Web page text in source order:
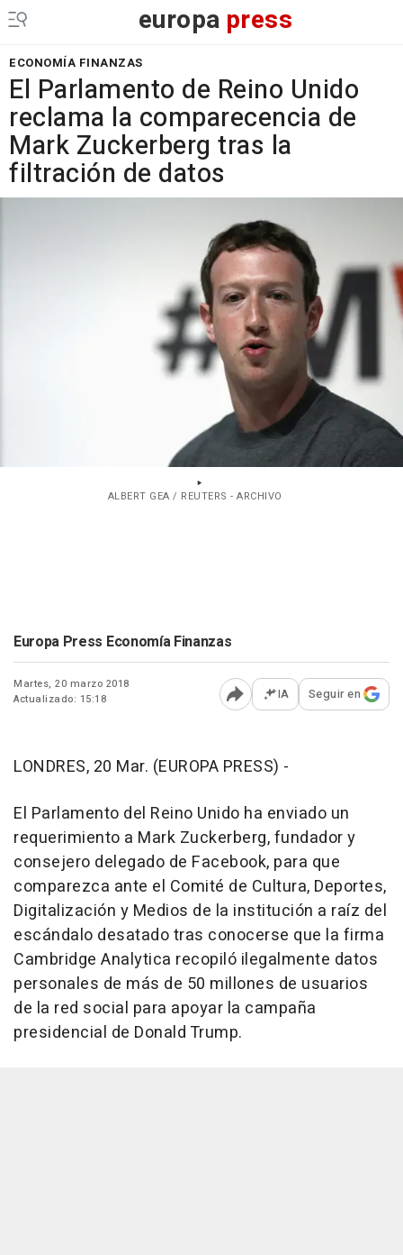
europa press
ECONOMÍA FINANZAS
El Parlamento de Reino Unido
reclama la comparecencia de
Mark Zuckerberg tras la
filtración de datos
ALBERT GEA / REUTERS - ARCHIVO
Europa Press Economía Finanzas
Martes, 20 marzo 2018
Actualizado: 15:18
Abrir opciones para
IA Seguir en
LONDRES, 20 Mar. (EUROPA PRESS) -
El Parlamento del Reino Unido ha enviado un
requerimiento a Mark Zuckerberg, fundador y
consejero delegado de Facebook, para que
comparezca ante el Comité de Cultura, Deportes,
Digitalización y Medios de la institución a raíz del
escándalo desatado tras conocerse que la firma
Cambridge Analytica recopiló ilegalmente datos
personales de más de 50 millones de usuarios
de la red social para apoyar la campaña
presidencial de Donald Trump.